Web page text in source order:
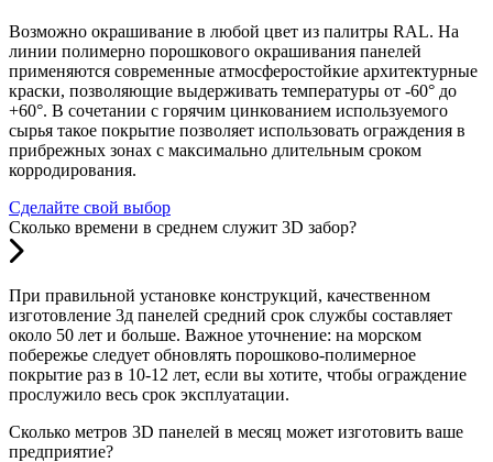
Возможно окрашивание в любой цвет из палитры RAL. На
линии полимерно порошкового окрашивания панелей
применяются современные атмосферостойкие архитектурные
краски, позволяющие выдерживать температуры от -60° до
+60°. В сочетании с горячим цинкованием используемого
сырья такое покрытие позволяет использовать ограждения в
прибрежных зонах с максимально длительным сроком
корродирования.
Сделайте свой выбор
Сколько времени в среднем служит 3D забор?
При правильной установке конструкций, качественном
изготовление 3д панелей средний срок службы составляет
около 50 лет и больше. Важное уточнение: на морском
побережье следует обновлять порошково-полимерное
покрытие раз в 10-12 лет, если вы хотите, чтобы ограждение
прослужило весь срок эксплуатации.
Сколько метров 3D панелей в месяц может изготовить ваше
предприятие?